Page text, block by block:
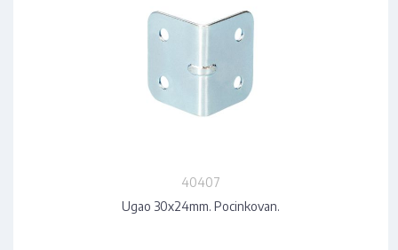
40407
Ugao 30x24mm. Pocinkovan.